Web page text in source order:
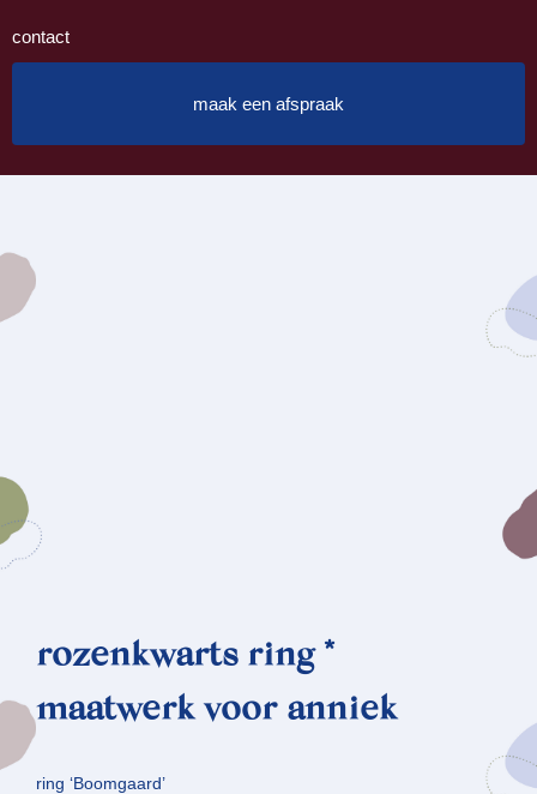
contact
maak een afspraak
rozenkwarts ring *
maatwerk voor anniek
ring ‘Boomgaard’